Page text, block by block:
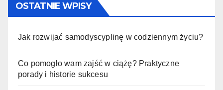
OSTATNIE WPISY
Jak rozwijać samodyscyplinę w codziennym życiu?
Co pomogło wam zajść w ciążę? Praktyczne
porady i historie sukcesu